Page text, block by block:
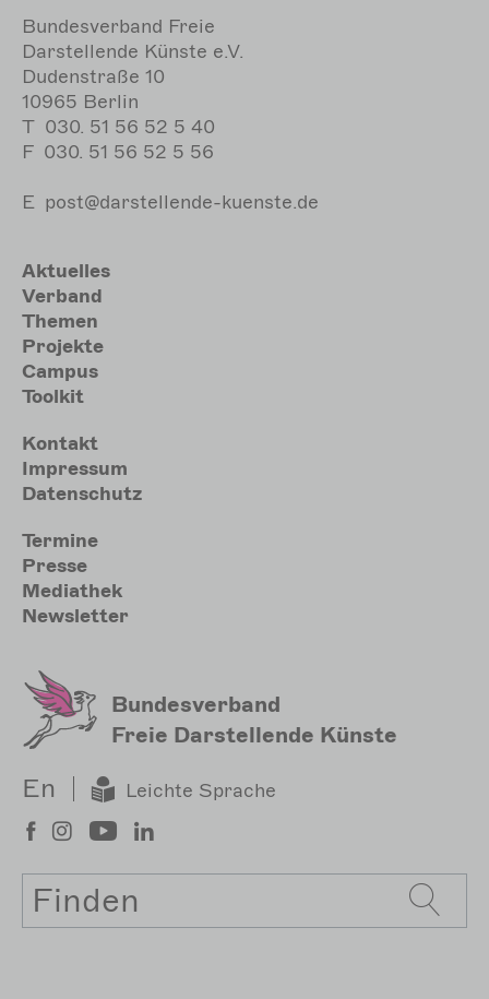
Bundesverband Freie
Darstellende Künste e.V.
Dudenstraße 10
10965 Berlin
T 030. 51 56 52 5 40
F 030. 51 56 52 5 56
E post@darstellende-kuenste.de
Hauptnavigation
Aktuelles
Verband
Themen
Projekte
Campus
Toolkit
Meta
Kontakt
Impressum
Datenschutz
Sekundärmenu
Termine
Presse
Mediathek
Newsletter
Bundesverband
Freie Darstellende Künste
En Leichte Sprache
Suche